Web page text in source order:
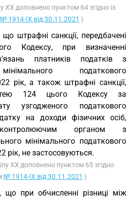
ХХ доповнено пунктом 64 згідно із
№ 1914-IX від 30.11.2021 )
штрафні санкції, передбачені
Кодексу, при визначенні
платників податків з
податкового
рік, а також штрафні санкції,
124 цього Кодексу за
узгодженого податкового
на доходи фізичних осіб,
контролюючим органом з
мінімального податкового
рік, не застосовуються.
ХХ доповнено пунктом 65 згідно
№ 1914-IX від 30.11.2021 )
що при обчисленні різниці між